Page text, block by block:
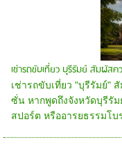
เช่ารถขับเที่ยว บุรีรัมย์ สัมผัส
เช่ารถขับเที่ยว "บุรีรัมย์"
ซั่น หากพูดถึงจังหวัดบุรีรัม
สปอร์ต หรืออารยธรรมโ